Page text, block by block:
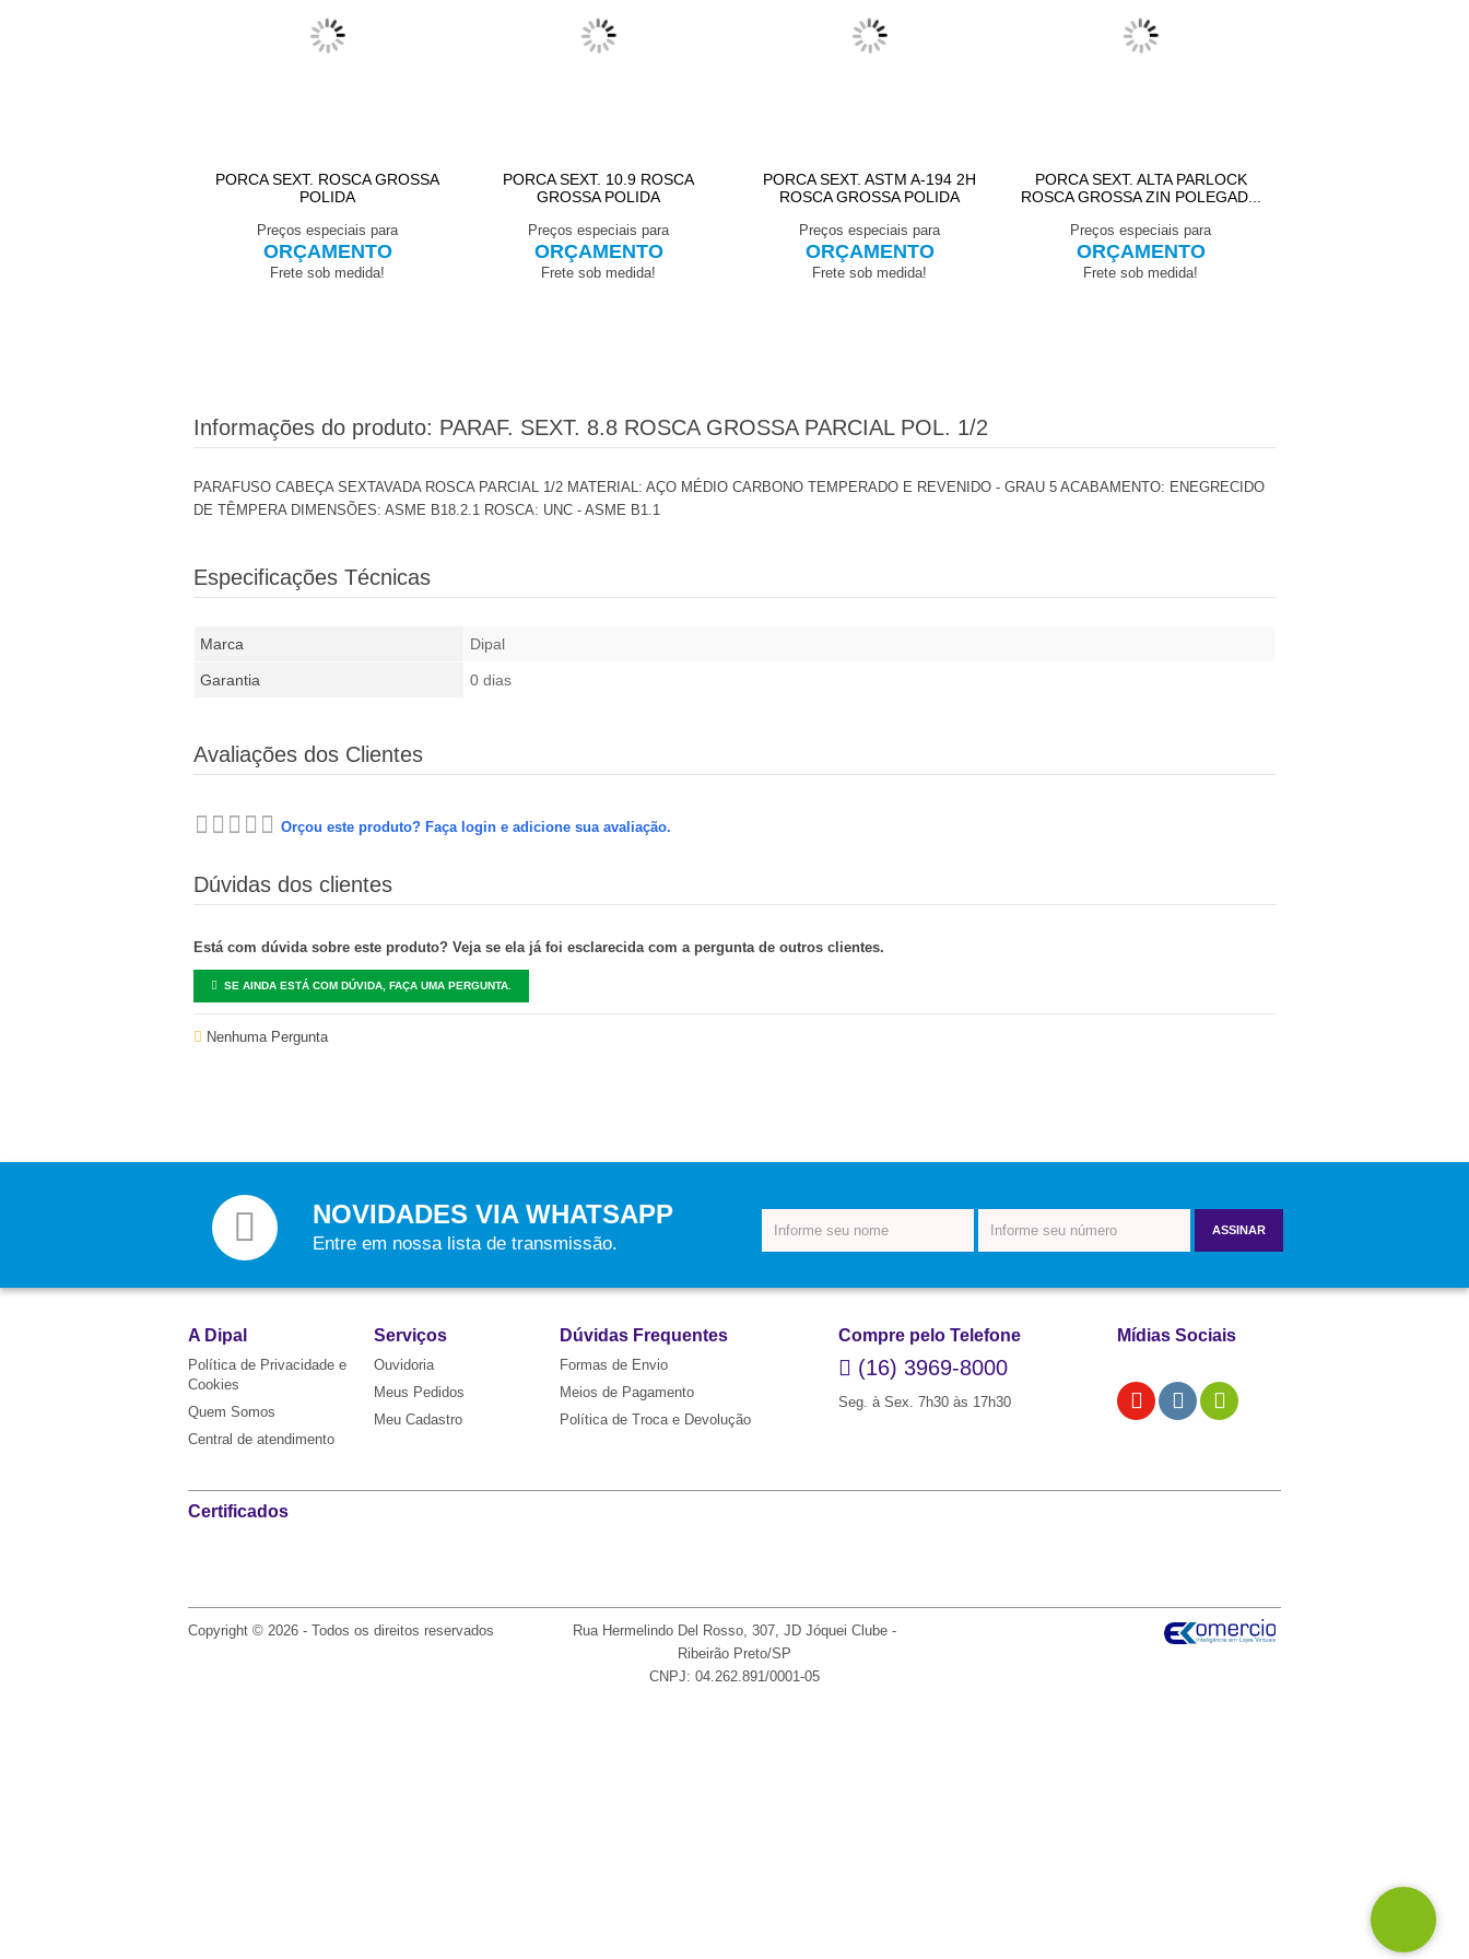
PORCA SEXT. ROSCA GROSSA
POLIDA
Preços especiais para
ORÇAMENTO
Frete sob medida!
PORCA SEXT. 10.9 ROSCA
GROSSA POLIDA
Preços especiais para
ORÇAMENTO
Frete sob medida!
PORCA SEXT. ASTM A-194 2H
ROSCA GROSSA POLIDA
Preços especiais para
ORÇAMENTO
Frete sob medida!
PORCA SEXT. ALTA PARLOCK
ROSCA GROSSA ZIN POLEGAD...
Preços especiais para
ORÇAMENTO
Frete sob medida!
Informações do produto: PARAF. SEXT. 8.8 ROSCA GROSSA PARCIAL POL. 1/2
PARAFUSO CABEÇA SEXTAVADA ROSCA PARCIAL 1/2 MATERIAL: AÇO MÉDIO CARBONO TEMPERADO E REVENIDO - GRAU 5 ACABAMENTO: ENEGRECIDO
DE TÊMPERA DIMENSÕES: ASME B18.2.1 ROSCA: UNC - ASME B1.1
Especificações Técnicas
Marca Dipal
Garantia 0 dias
Avaliações dos Clientes
Orçou este produto? Faça login e adicione sua avaliação.
Dúvidas dos clientes
Está com dúvida sobre este produto? Veja se ela já foi esclarecida com a pergunta de outros clientes.
SE AINDA ESTÁ COM DÚVIDA, FAÇA UMA PERGUNTA.
Nenhuma Pergunta
NOVIDADES VIA WHATSAPP
Entre em nossa lista de transmissão.
ASSINAR
A Dipal
Política de Privacidade e
Cookies
Quem Somos
Central de atendimento
Serviços
Ouvidoria
Meus Pedidos
Meu Cadastro
Dúvidas Frequentes
Formas de Envio
Meios de Pagamento
Política de Troca e Devolução
Compre pelo Telefone
(16) 3969-8000
Seg. à Sex. 7h30 às 17h30
Mídias Sociais
Certificados
Copyright © 2026 - Todos os direitos reservados
Rua Hermelindo Del Rosso, 307, JD Jóquei Clube -
Ribeirão Preto/SP
CNPJ: 04.262.891/0001-05